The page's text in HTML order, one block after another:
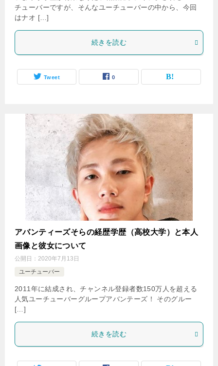
チューバーですが、そんなユーチューバーの中から、今回
はナオ […]
続きを読む
Tweet 0
アバンティーズそらの経歴学歴（高校大学）と本人
画像と彼女について
公開日： 2020年7月13日
ユーチューバー
2011年に結成され、チャンネル登録者数150万人を超える
人気ユーチューバーグループアバンテーズ！ そのグルー
[…]
続きを読む